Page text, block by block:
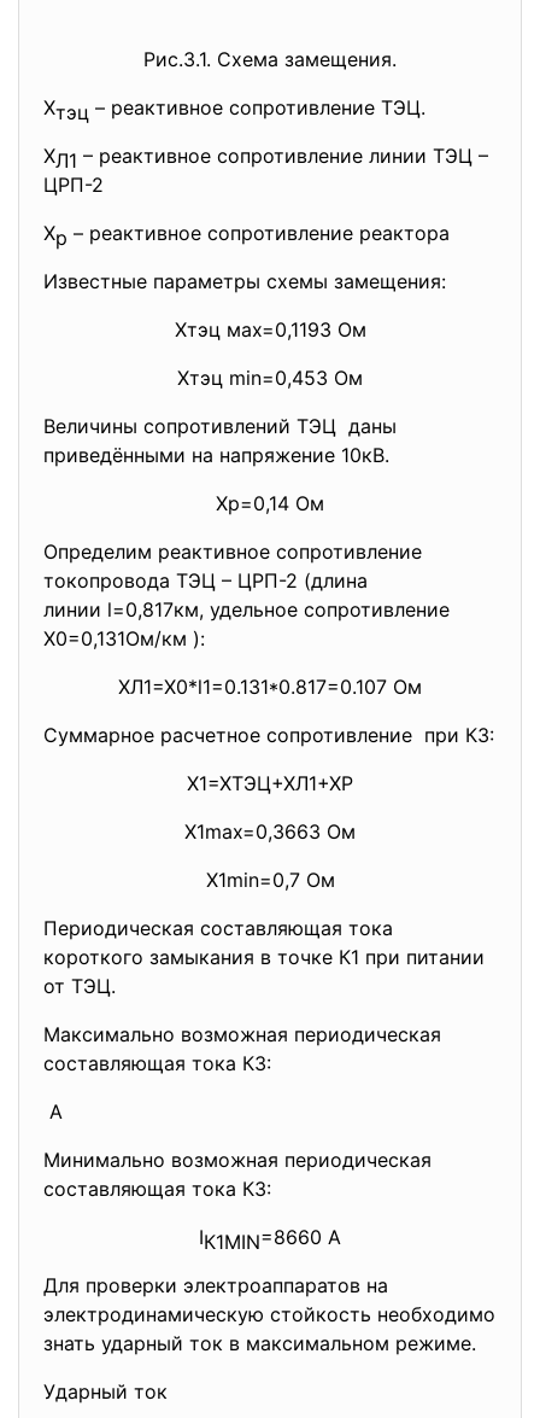
Рис.3.1. Схема замещения.
Хтэц – реактивное сопротивление ТЭЦ.
ХЛ1 – реактивное сопротивление линии ТЭЦ –
ЦРП-2
Хр – реактивное сопротивление реактора
Известные параметры схемы замещения:
Хтэц мах=0,1193 Ом
Хтэц min=0,453 Ом
Величины сопротивлений ТЭЦ даны
приведёнными на напряжение 10кВ.
Хр=0,14 Ом
Определим реактивное сопротивление
токопровода ТЭЦ – ЦРП-2 (длина
линии l=0,817км, удельное сопротивление
Х0=0,131Ом/км ):
ХЛ1=Х0*l1=0.131*0.817=0.107 Ом
Суммарное расчетное сопротивление при КЗ:
Х1=ХТЭЦ+ХЛ1+ХР
Х1max=0,3663 Ом
X1min=0,7 Ом
Периодическая составляющая тока
короткого замыкания в точке К1 при питании
от ТЭЦ.
Максимально возможная периодическая
составляющая тока КЗ:
А
Минимально возможная периодическая
составляющая тока КЗ:
IК1MIN=8660 А
Для проверки электроаппаратов на
электродинамическую стойкость необходимо
знать ударный ток в максимальном режиме.
Ударный ток